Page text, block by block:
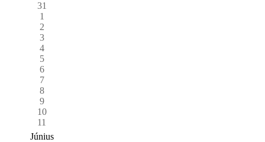
31
1
2
3
4
5
6
7
8
9
10
11
Június